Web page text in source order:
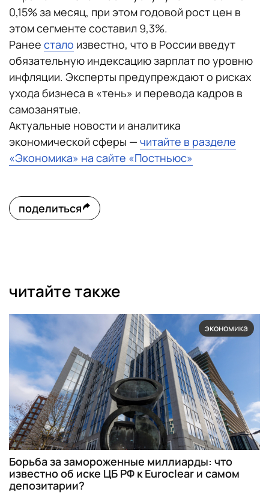
0,15% за месяц, при этом годовой рост цен в
этом сегменте составил 9,3%.
Ранее стало известно, что в России введут
обязательную индексацию зарплат по уровню
инфляции. Эксперты предупреждают о рисках
ухода бизнеса в «тень» и перевода кадров в
самозанятые.
Актуальные новости и аналитика
экономической сферы — читайте в разделе
«Экономика» на сайте «Постньюс»
поделиться
читайте также
экономика
Борьба за замороженные миллиарды: что
известно об иске ЦБ РФ к Euroclear и самом
депозитарии?